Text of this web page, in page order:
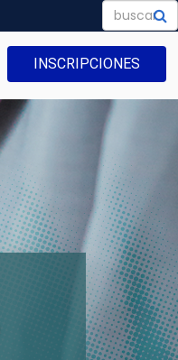
INSCRIPCIONES